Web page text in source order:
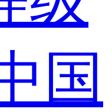
国